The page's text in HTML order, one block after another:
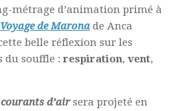
métrage d’animation primé à
de Marona de Anca
belle réflexion sur les
du souffle :respiration, vent,
d’air sera projeté en